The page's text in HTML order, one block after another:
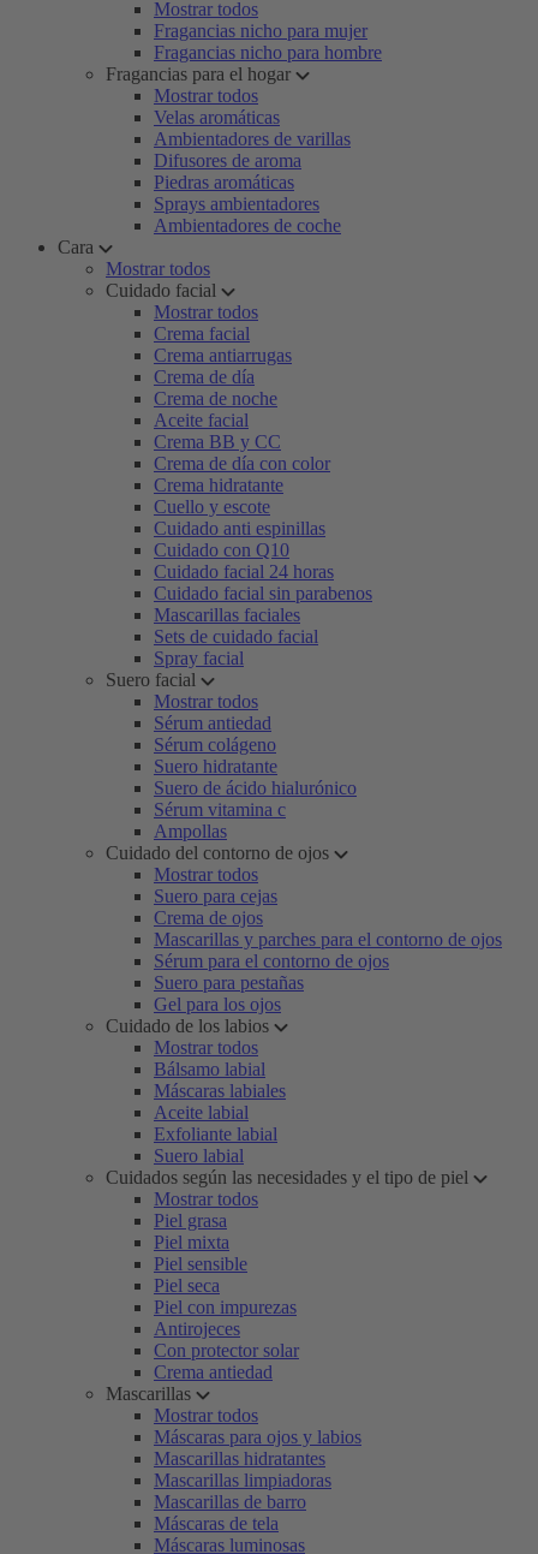
Mostrar todos
Fragancias nicho para mujer
Fragancias nicho para hombre
Fragancias para el hogar
Mostrar todos
Velas aromáticas
Ambientadores de varillas
Difusores de aroma
Piedras aromáticas
Sprays ambientadores
Ambientadores de coche
Cara
Mostrar todos
Cuidado facial
Mostrar todos
Crema facial
Crema antiarrugas
Crema de día
Crema de noche
Aceite facial
Crema BB y CC
Crema de día con color
Crema hidratante
Cuello y escote
Cuidado anti espinillas
Cuidado con Q10
Cuidado facial 24 horas
Cuidado facial sin parabenos
Mascarillas faciales
Sets de cuidado facial
Spray facial
Suero facial
Mostrar todos
Sérum antiedad
Sérum colágeno
Suero hidratante
Suero de ácido hialurónico
Sérum vitamina c
Ampollas
Cuidado del contorno de ojos
Mostrar todos
Suero para cejas
Crema de ojos
Mascarillas y parches para el contorno de ojos
Sérum para el contorno de ojos
Suero para pestañas
Gel para los ojos
Cuidado de los labios
Mostrar todos
Bálsamo labial
Máscaras labiales
Aceite labial
Exfoliante labial
Suero labial
Cuidados según las necesidades y el tipo de piel
Mostrar todos
Piel grasa
Piel mixta
Piel sensible
Piel seca
Piel con impurezas
Antirojeces
Con protector solar
Crema antiedad
Mascarillas
Mostrar todos
Máscaras para ojos y labios
Mascarillas hidratantes
Mascarillas limpiadoras
Mascarillas de barro
Máscaras de tela
Máscaras luminosas